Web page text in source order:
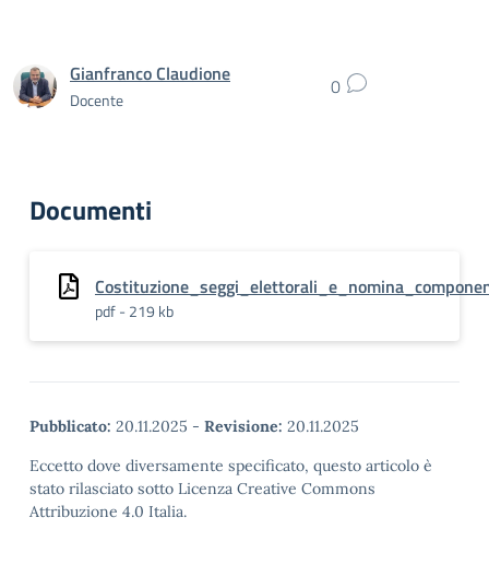
Gianfranco Claudione
Docente 0
Documenti
pdf - 219 kb
Pubblicato: 20.11.2025 - Revisione: 20.11.2025
Eccetto dove diversamente specificato, questo articolo è
stato rilasciato sotto Licenza Creative Commons
Attribuzione 4.0 Italia.